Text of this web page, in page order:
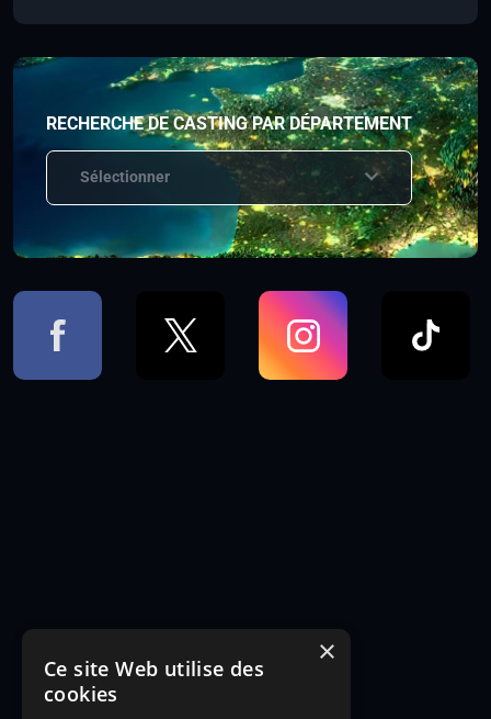
RECHERCHE DE CASTING PAR DÉPARTEMENT
Sélectionner
×
Ce site Web utilise des
cookies